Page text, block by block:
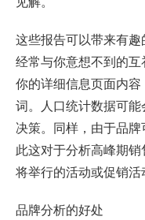
这些报告可以带来有
经常与你意想不到的
你的详细信息页面内
词。人口统计数据可
决策。同样，由于品
此这对于分析高峰期
将举行的活动或促销活
品牌分析的好处